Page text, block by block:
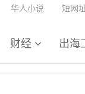
财经 出海
华人小说 短网